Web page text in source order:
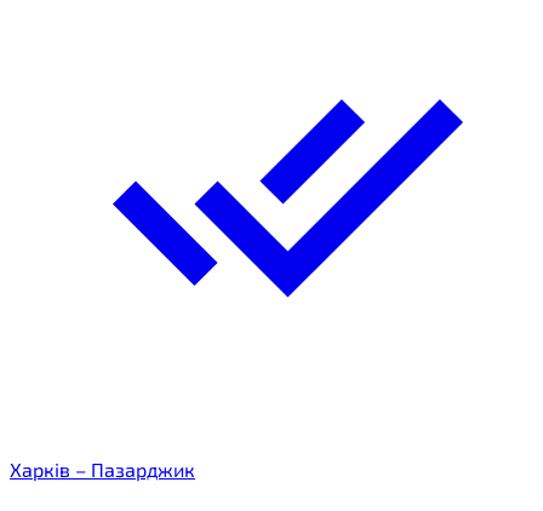
Харків – Пазарджик